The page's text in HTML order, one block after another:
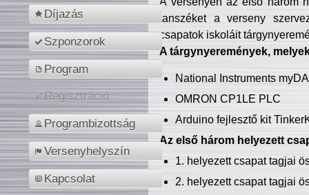
Díjazás
Szponzorok
Program
Regisztráció
Programbizottság
Versenyhelyszín
Kapcsolat
tanszéket a verseny
csapatok iskoláit
A tárgynyeremények,
National Instruments
OMRON CP1LE PLC
Arduino fejlesztő kit
Az első három helyezett
1. helyezett csapat tagjai
2. helyezett csapat tagjai